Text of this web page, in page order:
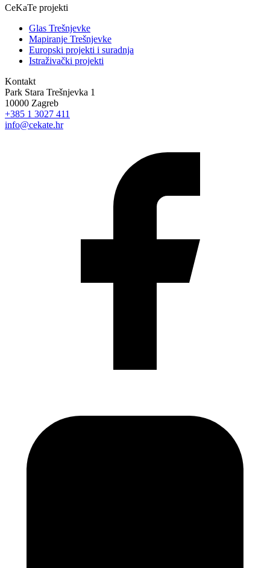
CeKaTe projekti
Glas Trešnjevke
Mapiranje Trešnjevke
Europski projekti i suradnja
Istraživački projekti
Kontakt
Park Stara Trešnjevka 1
10000 Zagreb
+385 1 3027 411
info@cekate.hr